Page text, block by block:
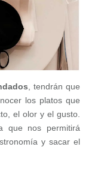
, tendrán que
los platos que
el olor y el gusto.
que nos permitirá
y sacar el